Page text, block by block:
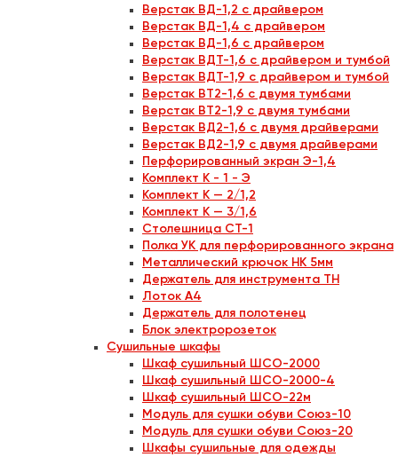
Верстак ВД-1,2 с драйвером
Верстак ВД-1,4 с драйвером
Верстак ВД-1,6 с драйвером
Верстак ВДТ-1,6 с драйвером и тумбой
Верстак ВДТ-1,9 с драйвером и тумбой
Верстак ВТ2-1,6 с двумя тумбами
Верстак ВТ2-1,9 с двумя тумбами
Верстак ВД2-1,6 с двумя драйверами
Верстак ВД2-1,9 с двумя драйверами
Перфорированный экран Э-1,4
Комплект К - 1 - Э
Комплект К — 2/1,2
Комплект К — 3/1,6
Столешница СТ-1
Полка УК для перфорированного экрана
Металлический крючок НК 5мм
Держатель для инструмента ТН
Лоток А4
Держатель для полотенец
Блок электророзеток
Сушильные шкафы
Шкаф сушильный ШСО-2000
Шкаф сушильный ШСО-2000-4
Шкаф сушильный ШСО-22м
Модуль для сушки обуви Союз-10
Модуль для сушки обуви Союз-20
Шкафы сушильные для одежды